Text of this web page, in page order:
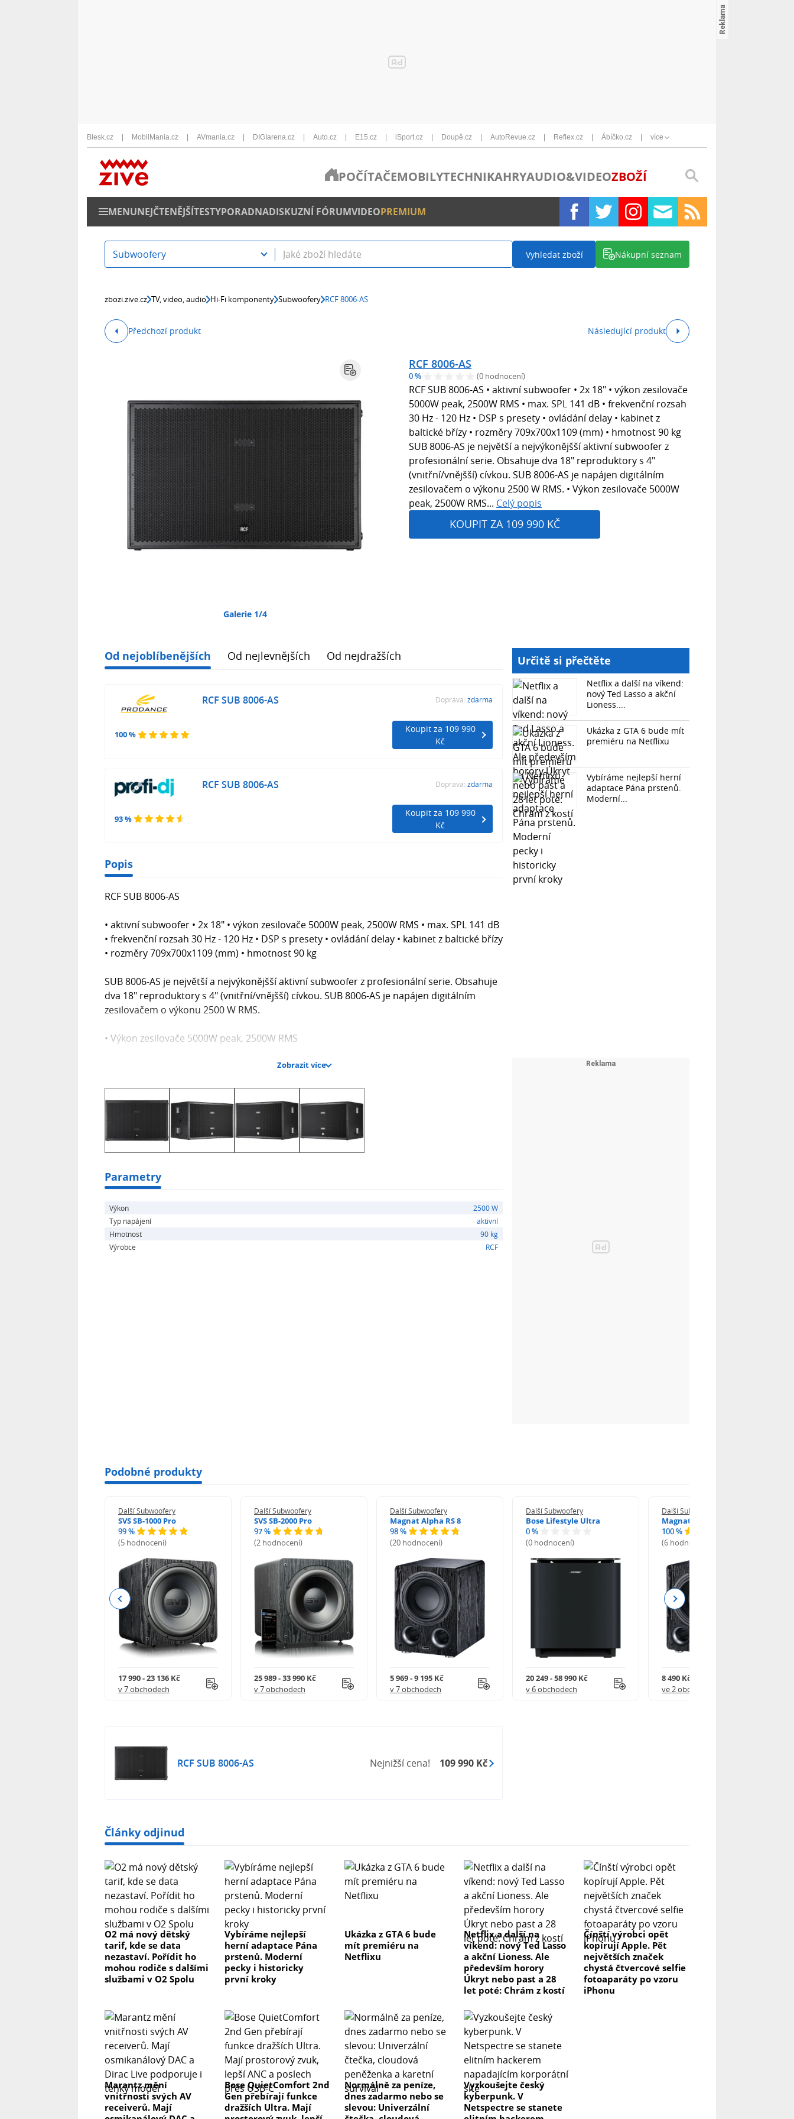
Blesk.cz MobilMania.cz AVmania.cz DIGIarena.cz Auto.cz E15.cz iSport.cz Doupě.cz AutoRevue.cz Reflex.cz Ábíčko.cz více
POČÍTAČEMOBILYTECHNIKAHRYAUDIO&VIDEOZBOŽÍ
MENUNEJČTENĚJŠÍTESTYPORADNADISKUZNÍ FÓRUMVIDEOPREMIUM
Subwoofery Vyhledat zboží Nákupní seznam
zbozi.zive.cz TV, video, audio Hi-Fi komponenty Subwoofery RCF 8006-AS
Předchozí produkt Následující produkt
Galerie 1/4
RCF 8006-AS
0 % (0 hodnocení)
RCF SUB 8006-AS • aktivní subwoofer • 2x 18" • výkon zesilovače
5000W peak, 2500W RMS • max. SPL 141 dB • frekvenční rozsah
30 Hz - 120 Hz • DSP s presety • ovládání delay • kabinet z
baltické břízy • rozměry 709x700x1109 (mm) • hmotnost 90 kg
SUB 8006-AS je největší a nejvýkonějšší aktivní subwoofer z
profesionální serie. Obsahuje dva 18" reproduktory s 4"
(vnitřní/vnějšší) cívkou. SUB 8006-AS je napájen digitálním
zesilovačem o výkonu 2500 W RMS. • Výkon zesilovače 5000W
peak, 2500W RMS... Celý popis
KOUPIT ZA 109 990 KČ
Od nejoblíbenějších Od nejlevnějších Od nejdražších
100 %
RCF SUB 8006-AS Doprava: zdarma
Koupit za 109 990
Kč
93 %
RCF SUB 8006-AS Doprava: zdarma
Koupit za 109 990
Kč
Popis
RCF SUB 8006-AS
• aktivní subwoofer • 2x 18" • výkon zesilovače 5000W peak, 2500W RMS • max. SPL 141 dB
• frekvenční rozsah 30 Hz - 120 Hz • DSP s presety • ovládání delay • kabinet z baltické břízy
• rozměry 709x700x1109 (mm) • hmotnost 90 kg
SUB 8006-AS je největší a nejvýkonějšší aktivní subwoofer z profesionální serie. Obsahuje
dva 18" reproduktory s 4" (vnitřní/vnějšší) cívkou. SUB 8006-AS je napájen digitálním
zesilovačem o výkonu 2500 W RMS.
• Výkon zesilovače 5000W peak, 2500W RMS
• Ovládání delay
• Kabinet z baltické břízy
• Rozměry 709x700x1109 (mm)
• Hmotnost 90 kg
Zobrazit více
Parametry
Výkon
2500 W
Typ napájení
aktivní
Hmotnost
90 kg
Výrobce
RCF
Určitě si přečtěte
Netflix a další na víkend:
nový Ted Lasso a akční
Lioness....
Ukázka z GTA 6 bude mít
premiéru na Netflixu
Vybíráme nejlepší herní
adaptace Pána prstenů.
Moderní...
Podobné produkty
Další Subwoofery
SVS SB-1000 Pro
99 %
(5 hodnocení)
17 990 - 23 136 Kč
v 7 obchodech
Další Subwoofery
SVS SB-2000 Pro
97 %
(2 hodnocení)
25 989 - 33 990 Kč
v 7 obchodech
Další Subwoofery
Magnat Alpha RS 8
98 %
(20 hodnocení)
5 969 - 9 195 Kč
v 7 obchodech
Další Subwoofery
Bose Lifestyle Ultra
0 %
(0 hodnocení)
20 249 - 58 990 Kč
v 6 obchodech
Další Subwoofery
Magnat Alpha RS 12
100 %
(6 hodnocení)
8 490 Kč
ve 2 obchodech
Previous Next
RCF SUB 8006-AS Nejnižší cena! 109 990 Kč
Články odjinud
O2 má nový dětský
tarif, kde se data
nezastaví. Pořídit ho
mohou rodiče s dalšími
službami v O2 Spolu
Vybíráme nejlepší
herní adaptace Pána
prstenů. Moderní
pecky i historicky
první kroky
Ukázka z GTA 6 bude
mít premiéru na
Netflixu
Netflix a další na
víkend: nový Ted Lasso
a akční Lioness. Ale
především horory
Úkryt nebo past a 28
let poté: Chrám z kostí
Čínští výrobci opět
kopírují Apple. Pět
největších značek
chystá čtvercové selfie
fotoaparáty po vzoru
iPhonu
Marantz mění
vnitřnosti svých AV
receiverů. Mají
Bose QuietComfort 2nd
Gen přebírají funkce
dražších Ultra. Mají
Normálně za peníze,
dnes zadarmo nebo se
slevou: Univerzální
Vyzkoušejte český
kyberpunk. V
Netspectre se stanete